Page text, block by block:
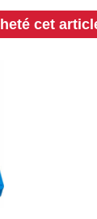
cet